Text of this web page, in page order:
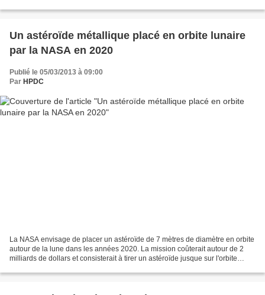
Un astéroïde métallique placé en orbite lunaire
par la NASA en 2020
Publié le 05/03/2013 à 09:00
Par HPDC
La NASA envisage de placer un astéroïde de 7 mètres de diamètre en orbite
autour de la lune dans les années 2020. La mission coûterait autour de 2
milliards de dollars et consisterait à tirer un astéroïde jusque sur l'orbite